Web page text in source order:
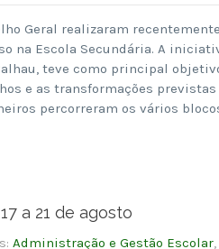
Geral realizaram
na Escola Secundária. A
teve como principal
e as transformações
percorreram os vários
a 21 de agosto
Administração e Gestão Escolar,